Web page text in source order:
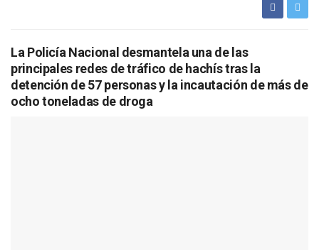
La Policía Nacional desmantela una de las
principales redes de tráfico de hachís tras la
detención de 57 personas y la incautación de más de
ocho toneladas de droga